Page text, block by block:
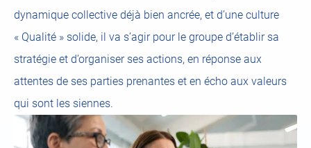
dynamique collective déjà bien ancrée, et d’une culture
« Qualité » solide, il va s’agir pour le groupe d’établir sa
stratégie et d’organiser ses actions, en réponse aux
attentes de ses parties prenantes et en écho aux valeurs
qui sont les siennes.